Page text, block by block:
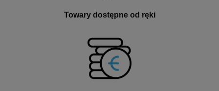
Towary dostępne od ręki